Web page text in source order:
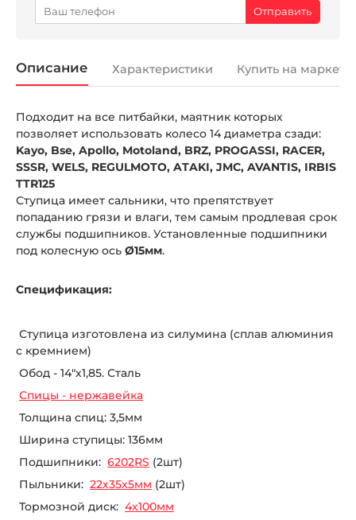
Описание Характеристики Купить на
Подходит на все питбайки, маятник которых
позволяет использовать колесо 14 диаметра сзади:
Kayo, Bse, Apollo, Motoland, BRZ, PROGASSI, RACER,
SSSR, WELS, REGULMOTO, ATAKI, JMC, AVANTIS, IRBIS
TTR125
Ступица имеет сальники, что препятствует
попаданию грязи и влаги, тем самым продлевая срок
службы подшипников. Установленные подшипники
под колесную ось Ø15мм.
Спецификация:
Ступица изготовлена из силумина (сплав алюминия
с кремнием)
Обод - 14"х1,85. Сталь
Спицы - нержавейка
Толщина спиц: 3,5мм
Ширина ступицы: 136мм
Подшипники: 6202RS (2шт)
Пыльники: 22х35х5мм (2шт)
Тормозной диск: 4х100мм